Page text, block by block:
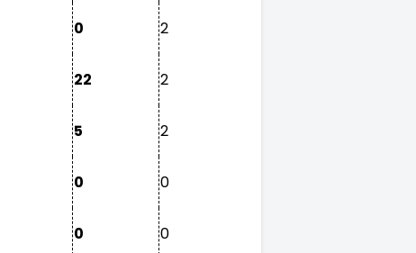
0 2
22 2
5 2
0 0
0 0